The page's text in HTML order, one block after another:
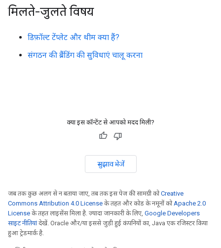
मिलते-जुलते विषय
डिफ़ॉल्ट टेंप्लेट और थीम क्या हैं?
संगठन की ब्रैंडिंग की सुविधाएं चालू करना
क्या इस कॉन्टेंट से आपको मदद मिली?
सुझाव भेजें
जब तक कुछ अलग से न बताया जाए, तब तक इस पेज की सामग्री कोCreative
Commons Attribution 4.0 License के तहत और कोड के नमूनों कोApache 2.0
License के तहत लाइसेंस मिला है. ज़्यादा जानकारी के लिए, Google Developers
साइट नीतियांदेखें. Oracle और/या इससे जुड़ी हुई कंपनियों का, Java एक रजिस्टर किया
हुआ ट्रेडमार्क है.